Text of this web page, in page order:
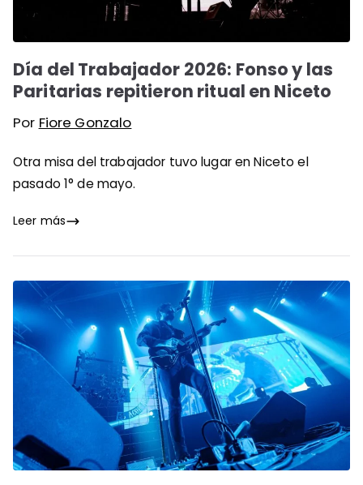
Día del Trabajador 2026: Fonso y las
Paritarias repitieron ritual en Niceto
Por Fiore Gonzalo
Otra misa del trabajador tuvo lugar en Niceto el
pasado 1° de mayo.
Leer más